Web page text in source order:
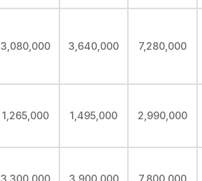
3,080,000 3,640,000 7,280,000
1,265,000 1,495,000 2,990,000
3,300,000 3,900,000 7,800,000